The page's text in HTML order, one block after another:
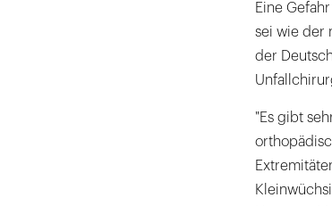
Eine
sei wie der
der
"Es gibt